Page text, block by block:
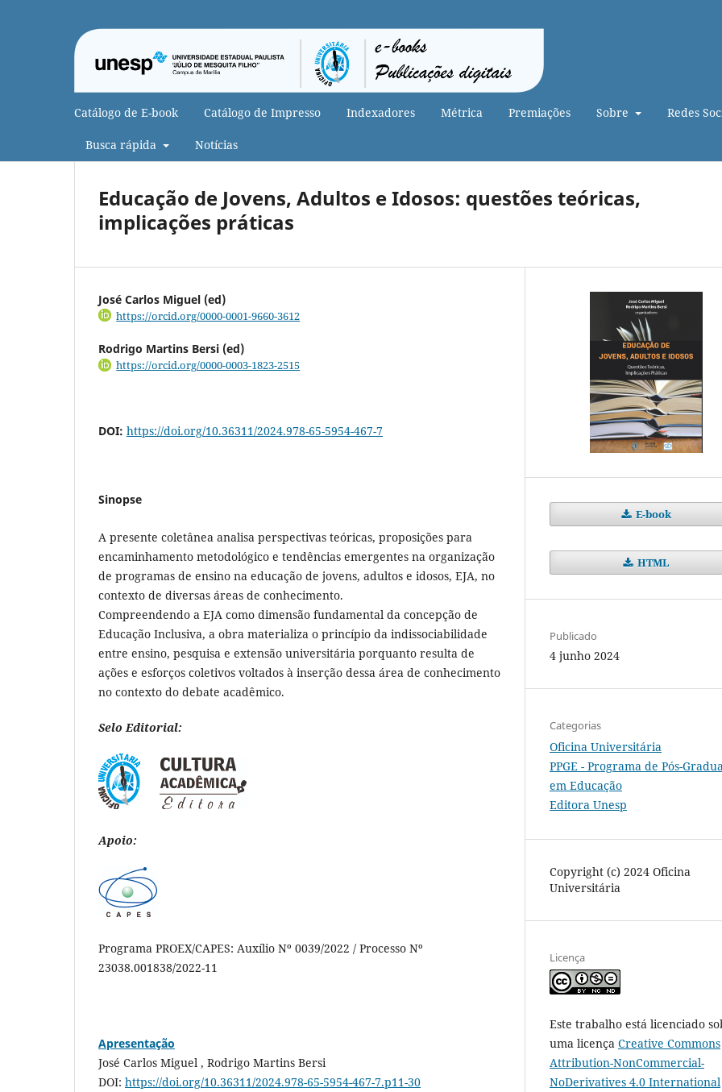
Catálogo de E-book Catálogo de Impresso Indexadores Métrica Premiações Sobre Redes
Busca rápida Notícias
Educação de Jovens, Adultos e Idosos: questões teóricas,
implicações práticas
José Carlos Miguel (ed)
https://orcid.org/0000-0001-9660-3612
Rodrigo Martins Bersi (ed)
https://orcid.org/0000-0003-1823-2515
DOI: https://doi.org/10.36311/2024.978-65-5954-467-7
Sinopse
A presente coletânea analisa perspectivas teóricas, proposições para
encaminhamento metodológico e tendências emergentes na organização
de programas de ensino na educação de jovens, adultos e idosos, EJA, no
contexto de diversas áreas de conhecimento.
Compreendendo a EJA como dimensão fundamental da concepção de
Educação Inclusiva, a obra materializa o princípio da indissociabilidade
entre ensino, pesquisa e extensão universitária porquanto resulta de
ações e esforços coletivos voltados à inserção dessa área de conhecimento
no contexto do debate acadêmico.
Selo Editorial:
Apoio:
Programa PROEX/CAPES: Auxílio Nº 0039/2022 / Processo Nº
23038.001838/2022-11
Apresentação
José Carlos Miguel , Rodrigo Martins Bersi
DOI: https://doi.org/10.36311/2024.978-65-5954-467-7.p11-30
E-book
HTML
Publicado
4 junho 2024
Categorias
Oficina Universitária
PPGE - Programa de Pós-
em Educação
Editora Unesp
Copyright (c) 2024 Oficina
Universitária
Licença
Este trabalho está licenciado
uma licença Creative Commons
Attribution-NonCommercial-
NoDerivatives 4.0 International